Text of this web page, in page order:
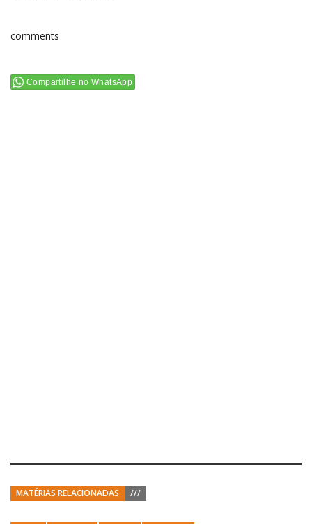
comments
Compartilhe no WhatsApp
MATÉRIAS RELACIONADAS ///